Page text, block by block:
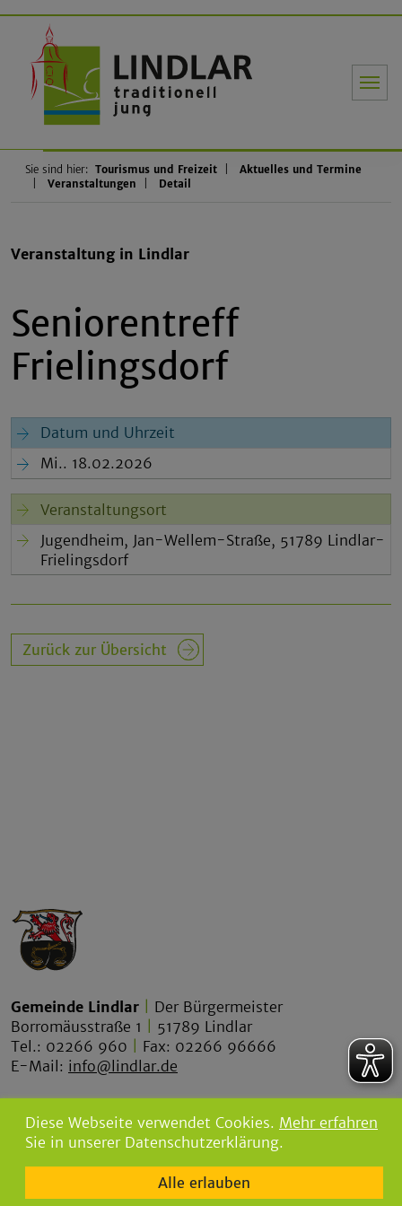
Sie sind hier: Tourismus und Freizeit
Aktuelles und Termine
Veranstaltungen
Detail
Veranstaltung in Lindlar
Seniorentreff
Frielingsdorf
Datum und Uhrzeit
Mi.. 18.02.2026
Veranstaltungsort
Jugendheim, Jan-Wellem-Straße, 51789 Lindlar-
Frielingsdorf
Zurück zur Übersicht
Gemeinde Lindlar
Der Bürgermeister
Borromäusstraße 1
51789 Lindlar
Tel.: 02266 960
Fax: 02266 96666
E-Mail: info@lindlar.de
lindlar-tourismus.de
bergischegrauwacke.de
Diese Webseite verwendet Cookies. Mehr erfahren
Sie in unserer Datenschutzerklärung.
Alle erlauben